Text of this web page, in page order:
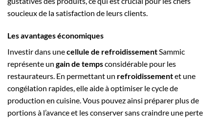
soucieux de la satisfaction de leurs clients.
Les avantages économiques
Investir dans unecellule de refroidissement Sammic
représente un gain de tempsconsidérable pour les
restaurateurs. En permettant un refroidissementet une
congélation rapides, elle aide à optimiser le cycle de
production en cuisine. Vous pouvez ainsi préparer plus de
portions à l’avance et les conserver sans craindre une perte